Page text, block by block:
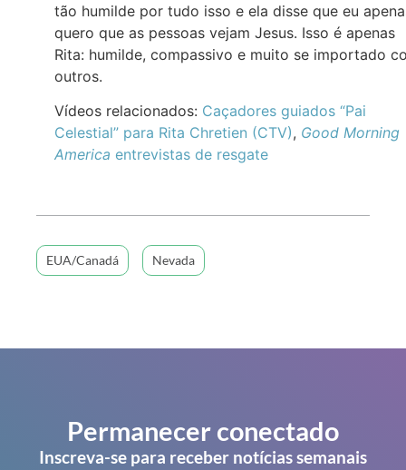
tão humilde por tudo isso e ela disse que eu
quero que as pessoas vejam Jesus. Isso é apenas
Rita: humilde, compassivo e muito se importado
outros.
Vídeos relacionados: Caçadores guiados “Pai
Celestial” para Rita Chretien (CTV), Good Morning
America entrevistas de resgate
EUA/Canadá Nevada
Permanecer conectado
Inscreva-se para receber notícias semanais